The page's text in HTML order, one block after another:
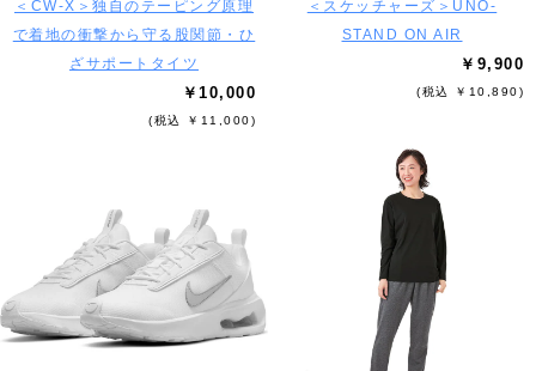
＜CW-X＞独自のテーピング原理
で着地の衝撃から守る股関節・ひ
ざサポートタイツ
￥10,000
(税込 ￥11,000)
＜スケッチャーズ＞UNO-
STAND ON AIR
￥9,900
(税込 ￥10,890)